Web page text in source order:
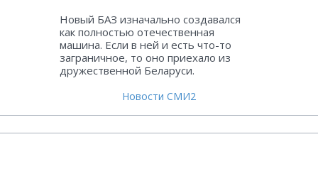
Новый БАЗ изначально создавался
как полностью отечественная
машина. Если в ней и есть что-то
заграничное, то оно приехало из
дружественной Беларуси.
Новости СМИ2